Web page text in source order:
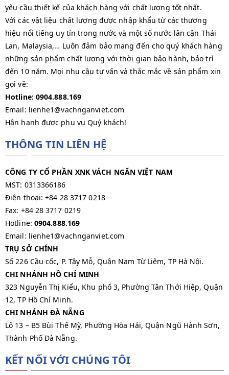
yêu cầu thiết kế của khách hàng với chất lượng tốt nhất.
Với các vật liệu chất lượng được nhập khẩu từ các thương
hiệu nổi tiếng uy tín trong nước và một số nước lân cận Thái
Lan, Malaysia,… Luôn đảm bảo mang đến cho quý khách hàng
những sản phẩm chất lượng với thời gian bảo hành, bảo trì
đến 10 năm. Mọi nhu cầu tư vấn và thắc mắc về sản phẩm xin
gọi về:
Hotline: 0904.888.169
Email: lienhe1@vachnganviet.com
Hân hạnh được phụ vụ Quý khách!
THÔNG TIN LIÊN HỆ
CÔNG TY CỔ PHẦN XNK VÁCH NGĂN VIỆT NAM
MST: 0313366186
Điện thoại: +84 28 3717 0218
Fax: +84 28 3717 0219
Hotline: 0904.888.169
Email: lienhe1@vachnganviet.com
TRỤ SỞ CHÍNH
Số 226 Cầu cốc, P. Tây Mỗ, Quận Nam Từ Liêm, TP Hà Nội.
CHI NHÁNH HỒ CHÍ MINH
323 Nguyễn Thị Kiểu, Khu phố 3, Phường Tân Thới Hiệp, Quận
12, TP Hồ Chí Minh.
CHI NHÁNH ĐÀ NẴNG
Lô 13 – B5 Bùi Thế Mỹ, Phường Hòa Hải, Quận Ngũ Hành Sơn,
Thành Phố Đà Nẵng.
KẾT NỐI VỚI CHÚNG TÔI